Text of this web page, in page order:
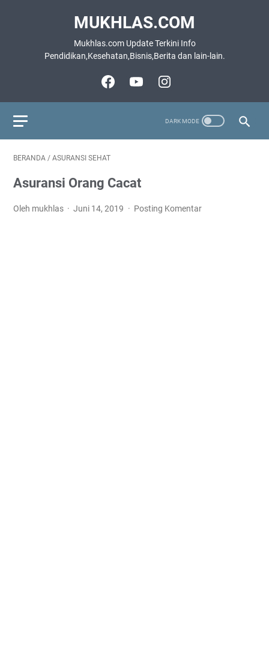
MUKHLAS.COM
Mukhlas.com Update Terkini Info
Pendidikan,Kesehatan,Bisnis,Berita dan lain-lain.
BERANDA / ASURANSI SEHAT
Asuransi Orang Cacat
Oleh mukhlas Juni 14, 2019 Posting Komentar